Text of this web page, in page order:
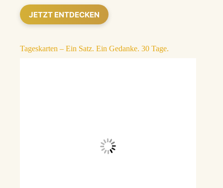
JETZT ENTDECKEN
Tageskarten – Ein Satz. Ein Gedanke. 30 Tage.